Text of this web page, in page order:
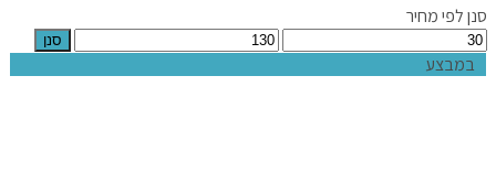
סנן לפי מחיר
סנן
במבצע